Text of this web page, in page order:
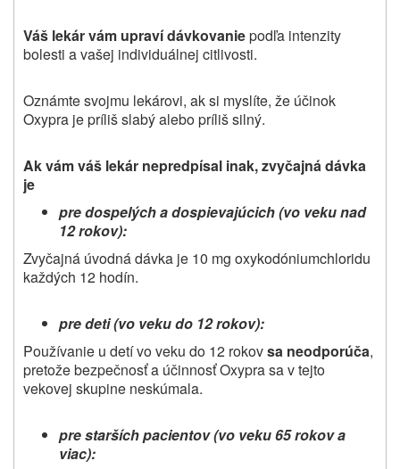
Váš lekár vám upraví dávkovaniepodľa intenzity
bolesti a vašej individuálnej citlivosti.
Oznámte svojmu lekárovi, ak si myslíte, že účinok
Oxypra je príliš slabý alebo príliš silný.
Ak vám váš lekár nepredpísal inak, zvyčajná dávka
je
pre dospelých a dospievajúcich (vo veku nad
12 rokov):
Zvyčajná úvodná dávka je 10 mg oxykodóniumchloridu
každých 12 hodín.
pre deti (vo veku do 12 rokov):
Používanie u detí vo veku do 12 rokovsa neodporúča,
pretože bezpečnosť a účinnosť Oxypra sa v tejto
vekovej skupine neskúmala.
pre starších pacientov (vo veku 65 rokov a
viac):